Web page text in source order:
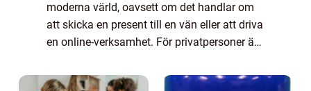
moderna värld, oavsett om det handlar om
att skicka en present till en vän eller att driva
en online-verksamhet. För privatpersoner är
fraktmetoden för att spar...